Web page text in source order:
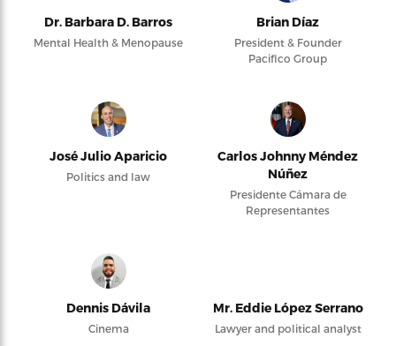
Dr. Barbara D. Barros
Mental Health & Menopause
Brian Díaz
President & Founder
Pacifico Group
José Julio Aparicio
Politics and law
Carlos Johnny Méndez
Núñez
Presidente Cámara de
Representantes
Dennis Dávila
Cinema
Mr. Eddie López Serrano
Lawyer and political analyst